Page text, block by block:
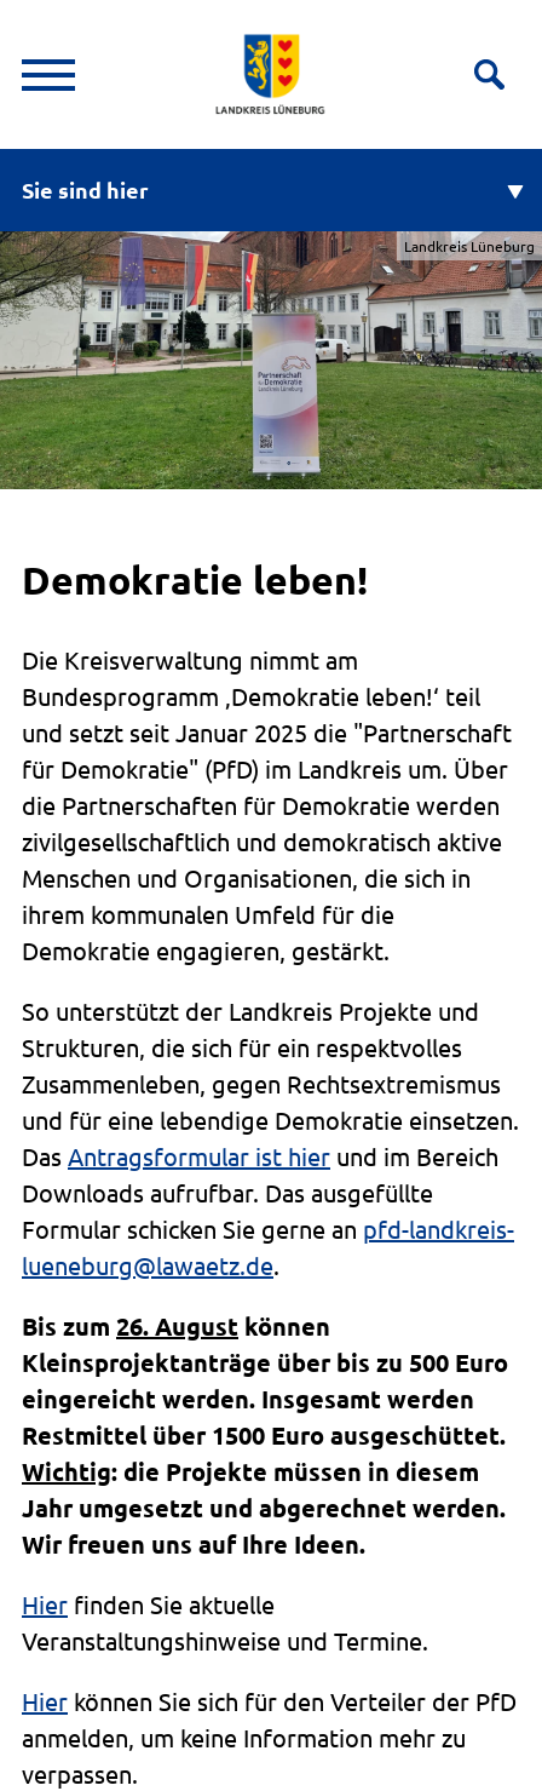
Sie sind hier
Landkreis Lüneburg
Demokratie leben!
Die Kreisverwaltung nimmt am
Bundesprogramm ‚Demokratie leben!‘ teil
und setzt seit Januar 2025 die "Partnerschaft
für Demokratie" (PfD) im Landkreis um. Über
die Partnerschaften für Demokratie werden
zivilgesellschaftlich und demokratisch aktive
Menschen und Organisationen, die sich in
ihrem kommunalen Umfeld für die
Demokratie engagieren, gestärkt.
So unterstützt der Landkreis Projekte und
Strukturen, die sich für ein respektvolles
Zusammenleben, gegen Rechtsextremismus
und für eine lebendige Demokratie einsetzen.
Das Antragsformular ist hier und im Bereich
Downloads aufrufbar. Das ausgefüllte
Formular schicken Sie gerne an pfd-landkreis-
lueneburg@lawaetz.de.
Bis zum 26. August können
Kleinsprojektanträge über bis zu 500 Euro
eingereicht werden. Insgesamt werden
Restmittel über 1500 Euro ausgeschüttet.
Wichtig: die Projekte müssen in diesem
Jahr umgesetzt und abgerechnet werden.
Wir freuen uns auf Ihre Ideen.
Hier finden Sie aktuelle
Veranstaltungshinweise und Termine.
Hier können Sie sich für den Verteiler der PfD
anmelden, um keine Information mehr zu
verpassen.